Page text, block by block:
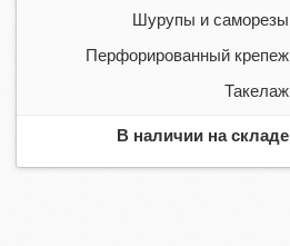
Шурупы и саморезы
Перфорированный крепеж
Такелаж
В наличии на складе